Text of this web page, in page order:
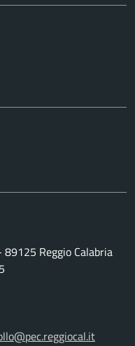
89125 Reggio Calabria